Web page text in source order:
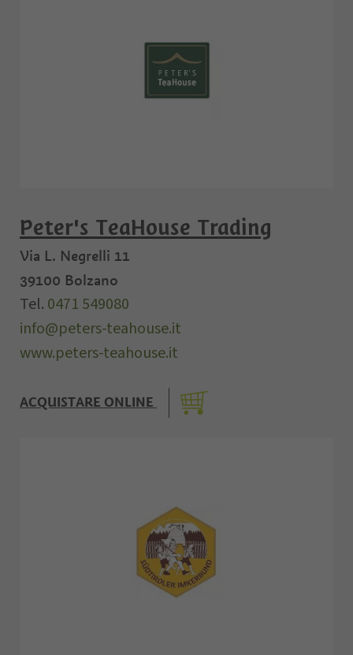
Peter's TeaHouse Trading
Via L. Negrelli 11
39100 Bolzano
Tel. 0471 549080
info@peters-teahouse.it
www.peters-teahouse.it
ACQUISTARE ONLINE